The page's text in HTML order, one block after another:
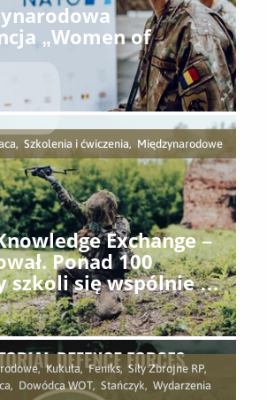
„Women of
Szkolenia i ćwiczenia, Międzynarodowe
Exchange –
Ponad 100
szkoli się wspólnie z
instruktorami.
Kukuła, Feniks, Siły Zbrojne RP,
Dowódca WOT, Stańczyk, Wydarzenia